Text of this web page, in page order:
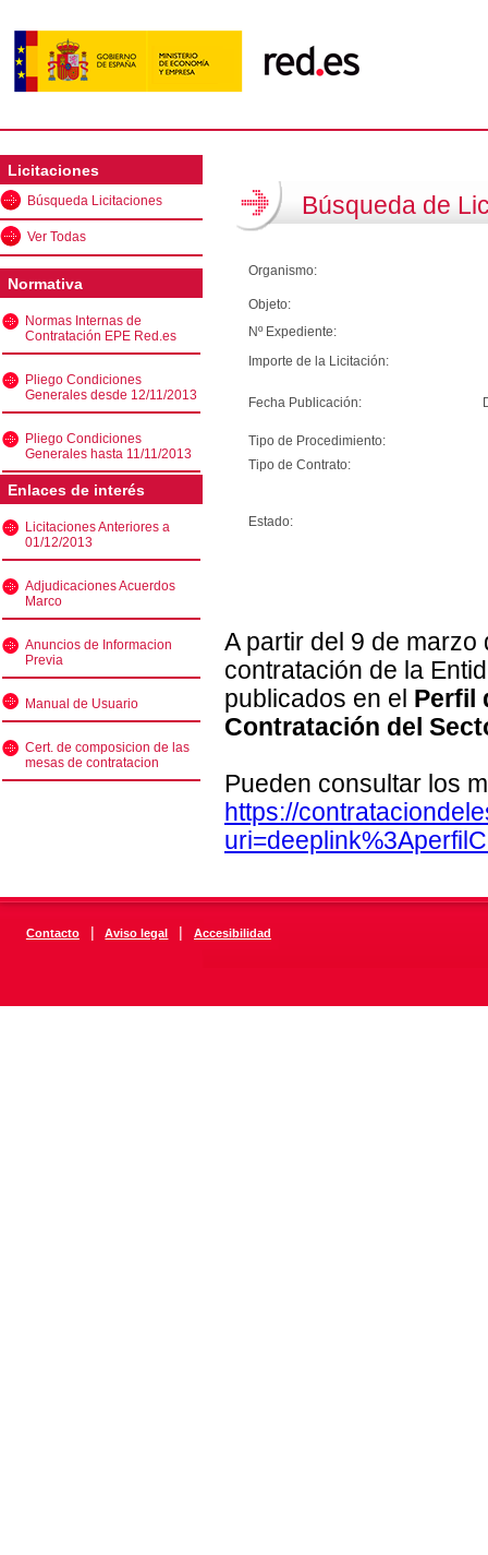
Licitaciones
Búsqueda Licitaciones
Ver Todas
Normativa
Normas Internas de
Contratación EPE Red.es
Pliego Condiciones
Generales desde 12/11/2013
Pliego Condiciones
Generales hasta 11/11/2013
Enlaces de interés
Licitaciones Anteriores a
01/12/2013
Adjudicaciones Acuerdos
Marco
Anuncios de Informacion
Previa
Manual de Usuario
Cert. de composicion de las
mesas de contratacion
Búsqueda de
Organismo:
Objeto:
Nº Expediente:
Importe de la Licitación:
Fecha Publicación:
Tipo de Procedimiento:
Tipo de Contrato:
Estado:
A partir del 9 de
contratación de la
publicados en el Perfil
Contratación del
Pueden consultar los
https://
Contacto | Aviso legal | Accesibilidad